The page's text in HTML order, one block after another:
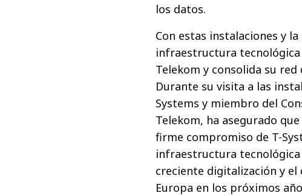
los datos.
Con estas instalaciones y
infraestructura
Telekom y consolida su
Durante su visita a las
Systems y miembro del
Telekom, ha asegurado
firme compromiso de T-
infraestructura
creciente digitalización y el
Europa en los próximos